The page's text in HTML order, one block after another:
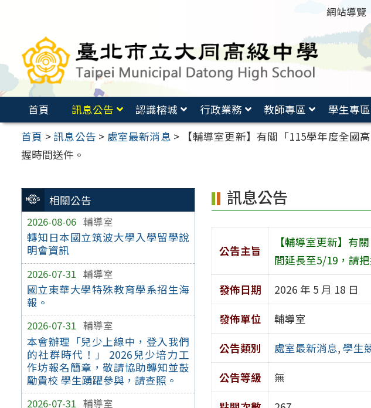
要
容
網站導覽
首頁 訊息公告 認識榕城 行政業務 教師專區 學生專區
首頁 >訊息公告 > 處室最新消息 >
【輔導室更新】有關「115學年度全
握時間送件。
相關公告
2026-08-06 輔導室
轉知日本國立筑波大學入學留學說
明會資訊
2026-07-31 輔導室
國立東華大學特殊教育學系招生海
報。
2026-07-31 輔導室
本會辦理「兒少上線中，登入我們
的社群時代！」 2026兒少培力工
作坊報名簡章，敬請協助轉知並鼓
勵貴校 學生踴躍參與，請查照。
2026-07-31 輔導室
訊息公告
公告主旨
【輔導室更新】有
間延長至5/19，請
發佈日期
2026 年 5 月 18 日
發佈單位
輔導室
公告類別
處室最新消息, 學生
公告等級
無